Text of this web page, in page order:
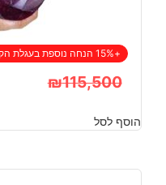
+15% הנחה נוספת בעגלת הקניות
₪115,500
המקורי
היה:
הנוכחי
הוא:
הוסף לסל